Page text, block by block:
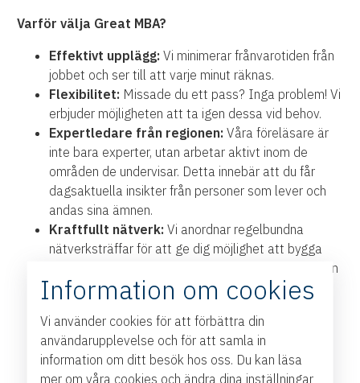
Varför välja Great MBA?
Effektivt upplägg: Vi minimerar frånvarotiden från
jobbet och ser till att varje minut räknas.
Flexibilitet: Missade du ett pass? Inga problem! Vi
erbjuder möjligheten att ta igen dessa vid behov.
Expertledare från regionen: Våra föreläsare är
inte bara experter, utan arbetar aktivt inom de
områden de undervisar. Detta innebär att du får
dagsaktuella insikter från personer som lever och
andas sina ämnen.
Kraftfullt nätverk: Vi anordnar regelbundna
nätverksträffar för att ge dig möjlighet att bygga
värdefulla kontakter – och vi ser till att de verkligen
blir av.
engagerade och fokuserade på att skapa en varm
och inspirerande atmosfär. Hos oss blir våra
deltagare våra vänner, och vi är med dig varje steg
Information om cookies
Vi använder cookies för att förbättra din
användarupplevelse och för att samla in
information om ditt besök hos oss. Du kan läsa
mer om våra cookies och ändra dina inställningar